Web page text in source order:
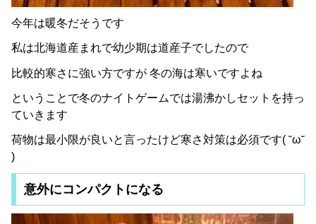
今年は暖冬だそうです
私は北海道産まれで幼少期は道産子でしたので
比較的寒さに強い方ですが 冬の海は寒いですよね
ということで冬のナイトゲームでは湯沸かしセットを持っ
ていきます
荷物は最小限が良いと言ったけど寒さ対策は必須です( ˘ω˘
)
意外にコンパクトになる